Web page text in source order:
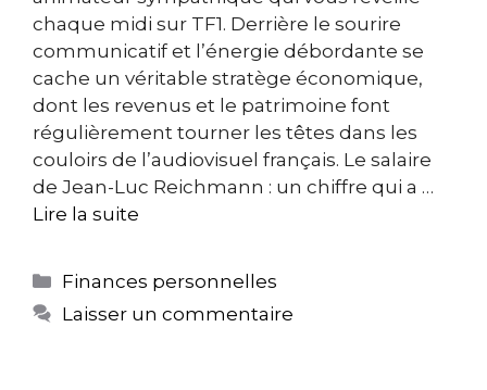
chaque midi sur TF1. Derrière le sourire
communicatif et l’énergie débordante se
cache un véritable stratège économique,
dont les revenus et le patrimoine font
régulièrement tourner les têtes dans les
couloirs de l’audiovisuel français. Le salaire
de Jean-Luc Reichmann : un chiffre qui a …
Lire la suite
Catégories
Finances personnelles
Laisser un commentaire